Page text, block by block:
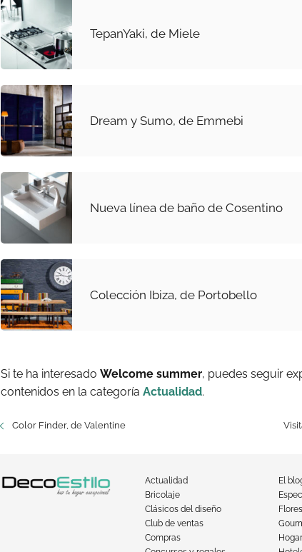
TepanYaki, de Miele
Dream y Sumo, de Emmebi
Nueva línea de baño de Cosentino
Colección Ibiza, de Portobello
Si te ha interesado Welcome summer, puedes seguir
contenidos en la categoría Actualidad.
Color Finder, de Valentine
Actualidad
Bricolaje
Clásicos del diseño
Club de ventas
Compras
El
Flores